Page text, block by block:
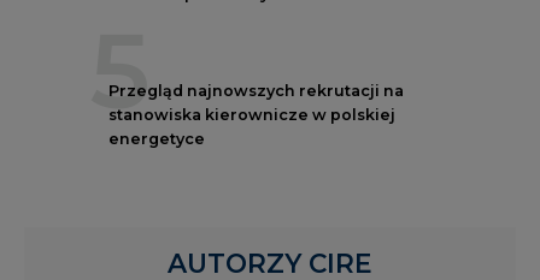
5
Przegląd najnowszych rekrutacji na
stanowiska kierownicze w polskiej
energetyce
AUTORZY CIRE